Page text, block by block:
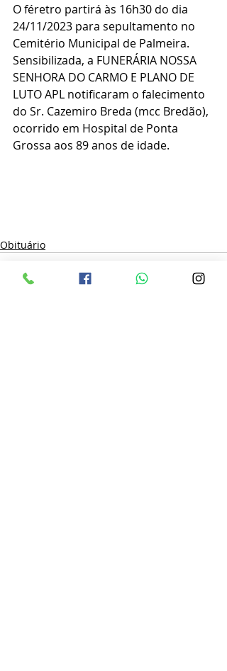
O féretro partirá às 16h30 do dia
24/11/2023 para sepultamento no
Cemitério Municipal de Palmeira.
Sensibilizada, a FUNERÁRIA NOSSA
SENHORA DO CARMO E PLANO DE
LUTO APL notificaram o falecimento
do Sr. Cazemiro Breda (mcc Bredão),
ocorrido em Hospital de Ponta
Grossa aos 89 anos de idade.
Obituário